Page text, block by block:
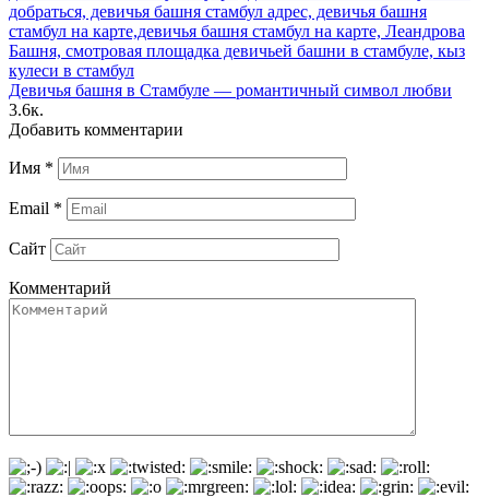
Девичья башня в Стамбуле — романтичный символ любви
3.6к.
Добавить комментарии
Имя *
Email *
Сайт
Комментарий